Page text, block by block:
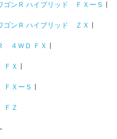
ゴンＲ ハイブリッド ＦＸーＳ
ゴンＲ ハイブリッド ＺＸ
４ＷＤ ＦＸ
Ｘ
ＸーＳ
ＦＺ